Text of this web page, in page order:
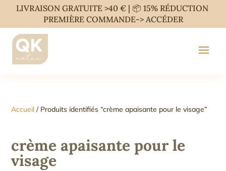
LIVRAISON GRATUITE >40 € | 📦 15% RÉDUCTION
PREMIÈRE COMMANDE-> ACCÉDER
Accueil / Produits identifiés “crème apaisante pour le visage”
crème apaisante pour le
visage